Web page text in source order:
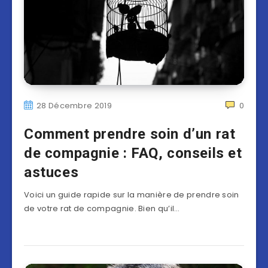
28 Décembre 2019 0
Comment prendre soin d’un rat
de compagnie : FAQ, conseils et
astuces
Voici un guide rapide sur la manière de prendre soin
de votre rat de compagnie. Bien qu’il…